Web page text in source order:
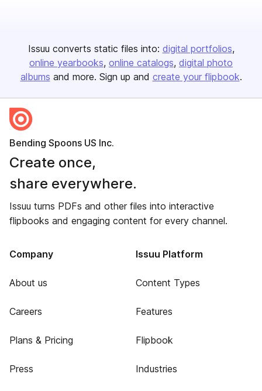
Issuu converts static files into: digital portfolios
online yearbooks online catalogs digital photo
albums and more. Sign up and create your flipbook.
Bending Spoons US Inc.
Create once,
share everywhere.
Issuu turns PDFs and other files into interactive
flipbooks and engaging content for every channel.
Company
About us
Careers
Plans & Pricing
Press
Issuu Platform
Content Types
Features
Flipbook
Industries